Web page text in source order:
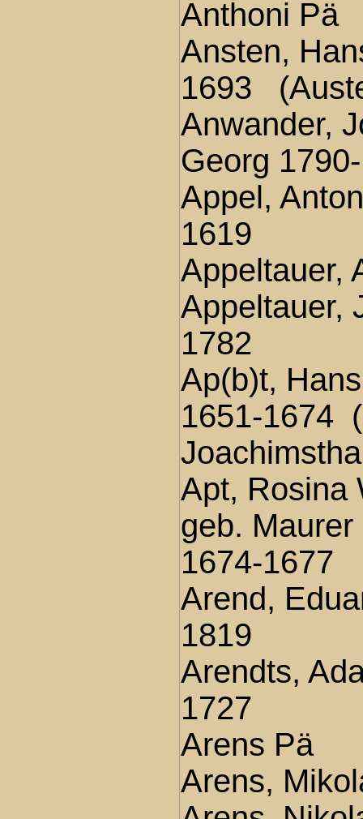
Anthoni Pä
Ansten,
1693
Anwander,
Georg
Appel,
1619
Appeltauer,
Appeltauer,
1782
Ap(b)t,
1651-1674
Apt, Rosina
geb. Maurer
1674-1677
Arend,
1819
Arendts,
1727
Arens Pä
Arens,